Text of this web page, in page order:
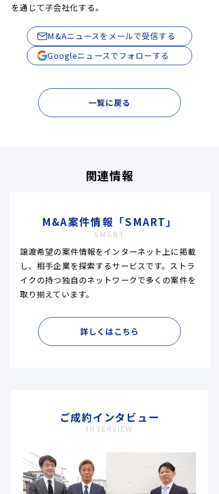
を通じて子会社化する。
M&Aニュースをメールで受信する
Googleニュースでフォローする
一覧に戻る
関連情報
M&A案件情報「SMART」
SMART
譲渡希望の案件情報をインターネット上に掲載
し、相手企業を探索するサービスです。ストラ
イクの持つ独自のネットワークで多くの案件を
取り揃えています。
詳しくはこちら
ご成約インタビュー
INTERVIEW